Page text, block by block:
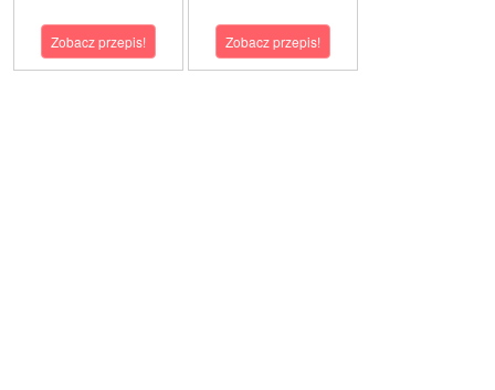
Zobacz przepis! Zobacz przepis!